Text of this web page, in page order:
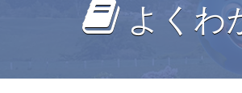
よくわ